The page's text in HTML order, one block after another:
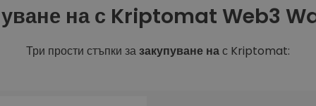
добавени
добавени токени в
купил за 100 €…
на KriptoEarn
криптовалута
на с Kriptomat Web3
Три прости стъпки зазакупуване нас Kriptomat: